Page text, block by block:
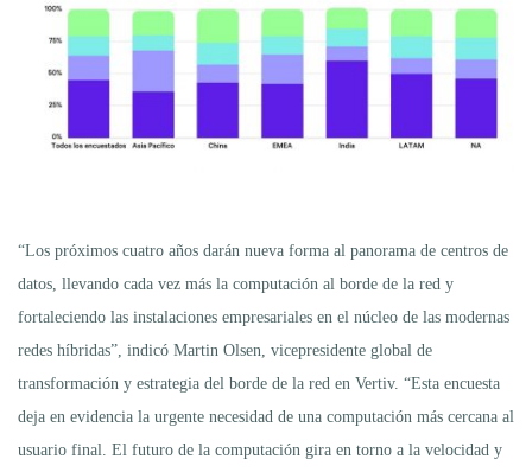
“Los próximos cuatro años darán nueva forma al panorama de centros de
datos, llevando cada vez más la computación al borde de la red y
fortaleciendo las instalaciones empresariales en el núcleo de las modernas
redes híbridas”, indicó Martin Olsen, vicepresidente global de
transformación y estrategia del borde de la red en Vertiv. “Esta encuesta
deja en evidencia la urgente necesidad de una computación más cercana al
usuario final. El futuro de la computación gira en torno a la velocidad y